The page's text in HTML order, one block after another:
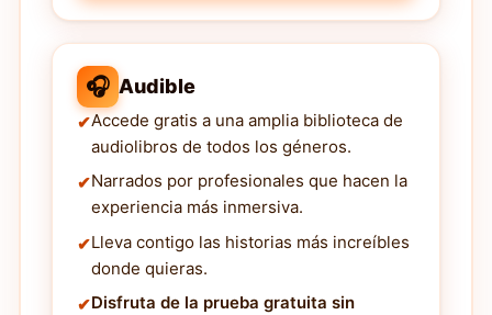
🎧 Audible
Accede gratis a una amplia biblioteca de
audiolibros de todos los géneros.
Narrados por profesionales que hacen la
experiencia más inmersiva.
Lleva contigo las historias más increíbles
donde quieras.
Disfruta de la prueba gratuita sin